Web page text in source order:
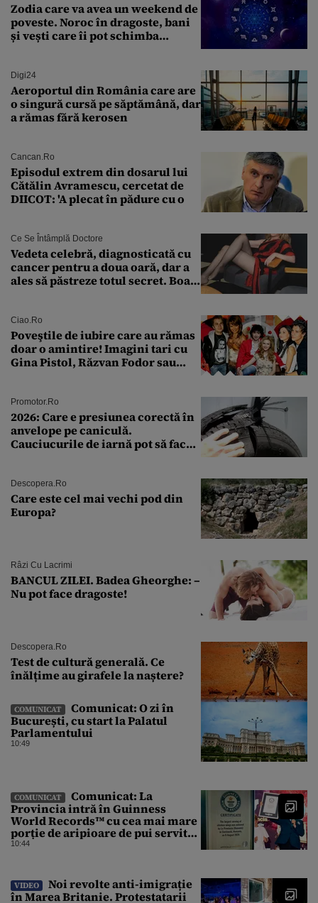
Zodia care va avea un weekend de
poveste. Noroc în dragoste, bani
și vești care îi pot schimba
Digi24
Aeroportul din România care are
o singură cursă pe săptămână, dar
a rămas fără kerosen
Cancan.ro
Episodul extrem din dosarul lui
Cătălin Avramescu, cercetat de
DIICOT: 'A plecat în pădure cu o
Ce Se Întâmplă Doctore
Vedeta celebră, diagnosticată cu
cancer pentru a doua oară, dar a
ales să păstreze totul secret. Boala
Ciao.ro
Poveştile de iubire care au rămas
doar o amintire! Imagini tari cu
Gina Pistol, Răzvan Fodor sau
Promotor.ro
2026: Care e presiunea corectă în
anvelope pe caniculă.
Cauciucurile de iarnă pot să facă
Descopera.ro
Care este cel mai vechi pod din
Europa?
Râzi Cu Lacrimi
BANCUL ZILEI. Badea Gheorghe: –
Nu pot face dragoste!
Descopera.ro
Test de cultură generală. Ce
înălțime au girafele la naștere?
COMUNICAT
Comunicat: O zi în
București, cu start la Palatul
Parlamentului
10:49
COMUNICAT
Comunicat: La
Provincia intră în Guinness
World Records™ cu cea mai mare
porție de aripioare de pui servită
la un eveniment
10:44
VIDEO
Noi revolte anti-imigrație
în Marea Britanie. Protestatarii